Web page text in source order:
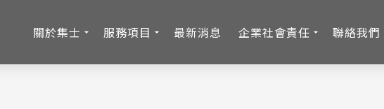
關於集士 服務項目 最新消息 企業社會責任 聯絡我們